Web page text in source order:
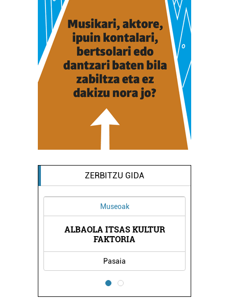
ZERBITZU GIDA
ALBAOLA ITSAS KULTUR
LANDARE HERRIKO